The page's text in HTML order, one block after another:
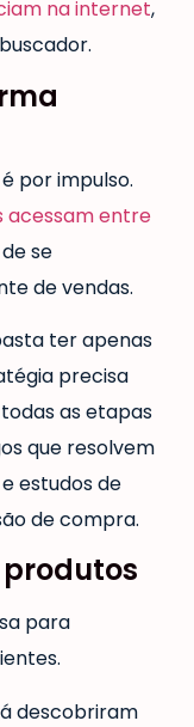
na internet,
por impulso.
acessam entre
se
de vendas.
ter apenas
precisa
as etapas
que resolvem
estudos de
de compra.
para
descobriram